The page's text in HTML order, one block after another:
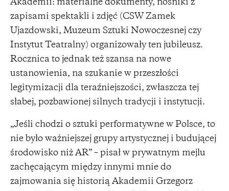
Akademii: materialne dokumenty, nośniki z
zapisami spektakli i zdjęć (CSW Zamek
Ujazdowski, Muzeum Sztuki Nowoczesnej czy
Instytut Teatralny) organizowały ten jubileusz.
Rocznica to jednak też szansa na nowe
ustanowienia, na szukanie w przeszłości
legitymizacji dla teraźniejszości, zwłaszcza tej
słabej, pozbawionej silnych tradycji i instytucji.
„Jeśli chodzi o sztuki performatywne w Polsce, to
nie było ważniejszej grupy artystycznej i budującej
środowisko niż AR” – pisał w prywatnym mejlu
zachęcającym między innymi mnie do
zajmowania się historią Akademii Grzegorz